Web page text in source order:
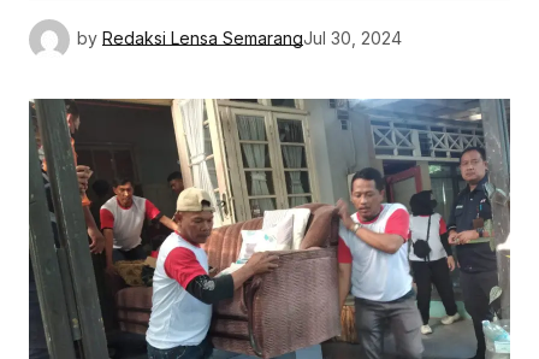
by Redaksi Lensa SemarangJul 30, 2024